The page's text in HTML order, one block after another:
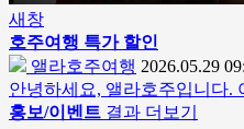
새창
호주여행 특가 할인
앨라호주여행 2026.05.29
안녕하세요, 앨라호주입니다.
홍보/이벤트 결과 더보기